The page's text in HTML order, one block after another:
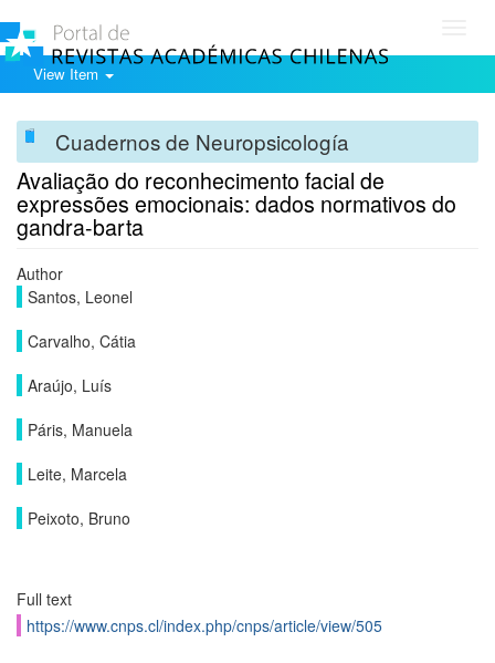
View Item
Cuadernos de Neuropsicología
Avaliação do reconhecimento facial de
expressões emocionais: dados normativos do
gandra-barta
Author
Santos, Leonel
Carvalho, Cátia
Araújo, Luís
Páris, Manuela
Leite, Marcela
Peixoto, Bruno
Full text
https://www.cnps.cl/index.php/cnps/article/view/505